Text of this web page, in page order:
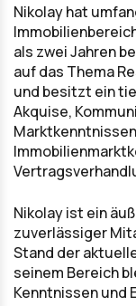
Nikolay hat
als zwei Jahren
auf das Thema
und besitzt ein
Akquise,
Nikolay ist ein
zuverlässiger
Stand der
seinem Bereich
Kenntnissen und